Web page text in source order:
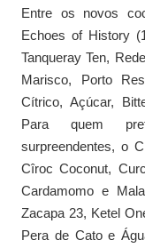
Entre os novos
Echoes of History
Tanqueray Ten,
Marisco, Porto
Cítrico, Açúcar,
Para quem
surpreendentes, o
Cîroc Coconut,
Cardamomo e
Zacapa 23, Ketel
Pera de Cato e